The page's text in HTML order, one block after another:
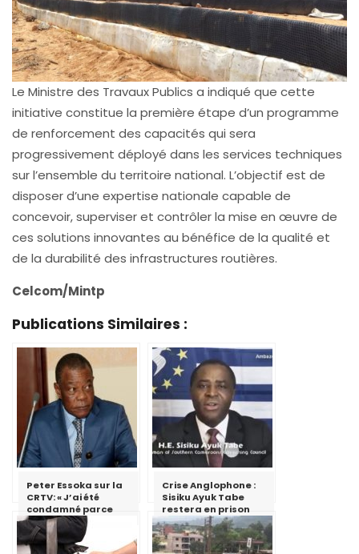
Le Ministre des Travaux Publics a indiqué que cette
initiative constitue la première étape d’un programme
de renforcement des capacités qui sera
progressivement déployé dans les services techniques
sur l’ensemble du territoire national. L’objectif est de
disposer d’une expertise nationale capable de
concevoir, superviser et contrôler la mise en œuvre de
ces solutions innovantes au bénéfice de la qualité et
de la durabilité des infrastructures routières.
Celcom/Mintp
Publications Similaires :
Peter Essoka sur la
CRTV: « J’ai été
condamné parce
que j’ai essayé de
critiquer le fait qu’il
ne faut pas utiliser
Crise Anglophone :
Sisiku Ayuk Tabe
restera en prison